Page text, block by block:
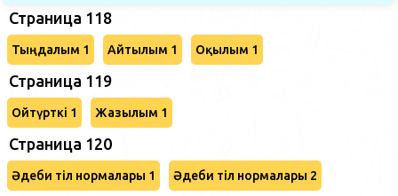
Страница 118
Тыңдалым 1 Айтылым 1 Оқылым 1
Страница 119
Ойтүрткі 1 Жазылым 1
Страница 120
Әдеби тіл нормалары 1 Әдеби тіл нормалары 2